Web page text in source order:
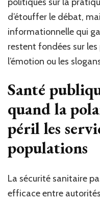
d’étouffer le débat,
informationnelle qui
restent fondées sur
l’émotion ou les
Santé
quand la
péril les
populations
La sécurité sanitaire
efficace entre